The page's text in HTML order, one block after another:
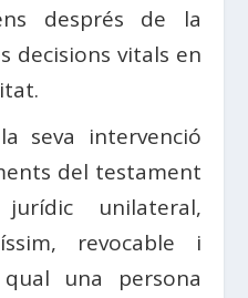
després de la
decisions vitals en
seva intervenció
del testament
unilateral,
revocable i
qual una persona